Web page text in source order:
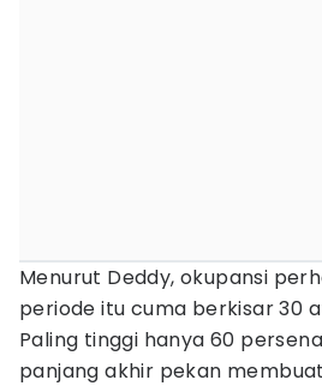
Menurut Deddy, okupansi
periode itu cuma berkisar 30
Paling tinggi hanya 60
panjang akhir pekan